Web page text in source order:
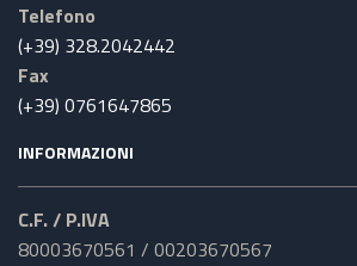
Telefono
(+39) 328.2042442
Fax
(+39) 0761647865
INFORMAZIONI
C.F. / P.IVA
80003670561 / 00203670567